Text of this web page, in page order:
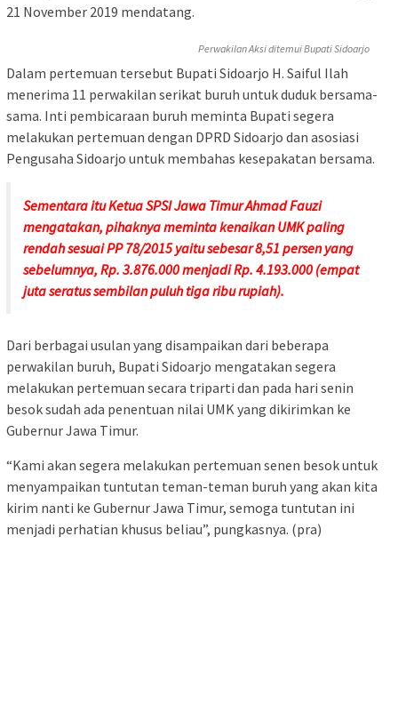
21 November 2019 mendatang.
Perwakilan Aksi ditemui Bupati Sidoarjo
Dalam pertemuan tersebut Bupati Sidoarjo H. Saiful Ilah
menerima 11 perwakilan serikat buruh untuk duduk bersama-
sama. Inti pembicaraan buruh meminta Bupati segera
melakukan pertemuan dengan DPRD Sidoarjo dan asosiasi
Pengusaha Sidoarjo untuk membahas kesepakatan bersama.
Sementara itu Ketua SPSI Jawa Timur Ahmad Fauzi
mengatakan, pihaknya meminta kenaikan UMK paling
rendah sesuai PP 78/2015 yaitu sebesar 8,51 persen yang
sebelumnya, Rp. 3.876.000 menjadi Rp. 4.193.000 (empat
juta seratus sembilan puluh tiga ribu rupiah).
Dari berbagai usulan yang disampaikan dari beberapa
perwakilan buruh, Bupati Sidoarjo mengatakan segera
melakukan pertemuan secara triparti dan pada hari senin
besok sudah ada penentuan nilai UMK yang dikirimkan ke
Gubernur Jawa Timur.
“Kami akan segera melakukan pertemuan senen besok untuk
menyampaikan tuntutan teman-teman buruh yang akan kita
kirim nanti ke Gubernur Jawa Timur, semoga tuntutan ini
menjadi perhatian khusus beliau”, pungkasnya. (pra)